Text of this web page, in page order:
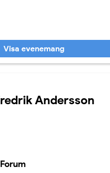
Visa evenemang
Andersson